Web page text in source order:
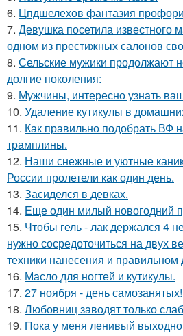
6. Цпдшелехов фантазия
7. Девушка посетила известного
одном из престижных салонов
8. Сельские мужики продолжают
долгие поколения:
9. Мужчины, интересно узнать
10. Удаление кутикулы в
11. Как правильно подобрать ВФ
трамплины.
12. Наши снежные и уютные
России пролетели как один день.
13. Засиделся в девках.
14. Еще один милый новогодний
15. Чтобы гель - лак держался 4
нужно сосредоточиться на двух
техники нанесения и
16. Масло для ногтей и кутикулы.
17. 27 ноября - день самозанятых!
18. Любовниц заводят только
19. Пока у меня ленивый